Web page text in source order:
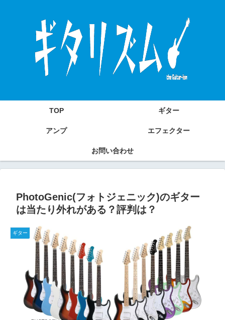
TOP ギター
アンプ エフェクター
お問い合わせ
PhotoGenic(フォトジェニック)のギター
は当たり外れがある？評判は？
ギター